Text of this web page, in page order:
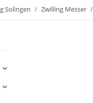
Solingen Zwilling Messer